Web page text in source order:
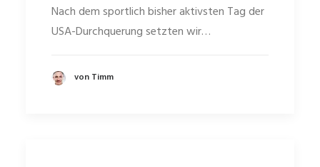
Nach dem sportlich bisher aktivsten Tag der
USA-Durchquerung setzten wir…
von Timm